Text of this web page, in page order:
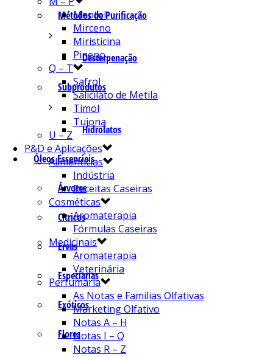
Métodos de Purificação
Desterpenação
Subprodutos
Hidrolatos
Óleos Essenciais
Árvores
Cítricos
Ervas
Especiarias
Exóticos
Flores
Mentol
Mirceno
Miristicina
Pineno
Q – T
Safrol
Salicilato de Metila
Timol
Tujona
U – Z
P&D e Aplicações
Alimentícias
Indústria
Receitas Caseiras
Cosméticas
Aromaterapia
Fórmulas Caseiras
Medicinais
Aromaterapia
Veterinária
Perfumaria
As Notas e Famílias Olfativas
Marketing Olfativo
Notas A – H
Notas I – Q
Notas R – Z